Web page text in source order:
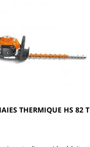
THERMIQUE HS 82 T